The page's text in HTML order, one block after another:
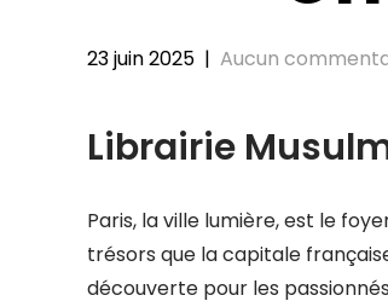
23 juin 2025 | Aucun
Librairie
Paris, la ville lumière, est le
trésors que la capitale
découverte pour les